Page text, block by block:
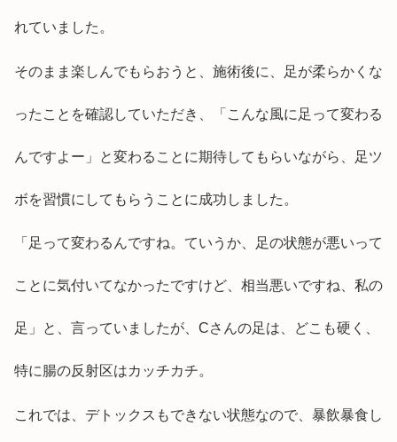
れていました。
そのまま楽しんでもらおうと、施術後に、足が柔らかくな
ったことを確認していただき、「こんな風に足って変わる
んですよー」と変わることに期待してもらいながら、足ツ
ボを習慣にしてもらうことに成功しました。
「足って変わるんですね。ていうか、足の状態が悪いって
ことに気付いてなかったですけど、相当悪いですね、私の
足」と、言っていましたが、Cさんの足は、どこも硬く、
特に腸の反射区はカッチカチ。
これでは、デトックスもできない状態なので、暴飲暴食し